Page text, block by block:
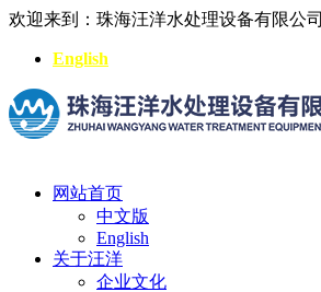
欢迎来到：珠海汪洋水处理设备有限公司
English
网站首页
中文版
English
关于汪洋
企业文化